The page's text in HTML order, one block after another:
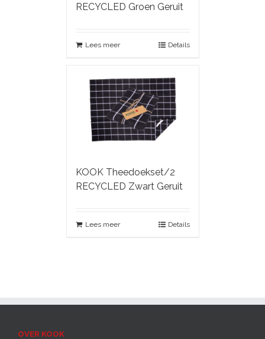
RECYCLED Groen Geruit
Lees meer Details
KOOK Theedoekset/2
RECYCLED Zwart Geruit
Lees meer Details
OVER KOOK